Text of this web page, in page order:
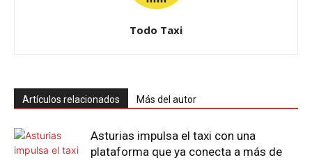
Todo Taxi
Artículos relacionados Más del autor
Asturias impulsa el taxi con una
plataforma que ya conecta a más de